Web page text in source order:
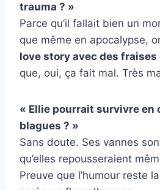
trauma ? »
Parce qu’il fallait bien un
que même en apocalypse,
love story avec des fraises
que, oui, ça fait mal. Très
« Ellie pourrait survivre en
blagues ? »
Sans doute. Ses vannes
qu’elles repousseraient
Preuve que l’humour reste